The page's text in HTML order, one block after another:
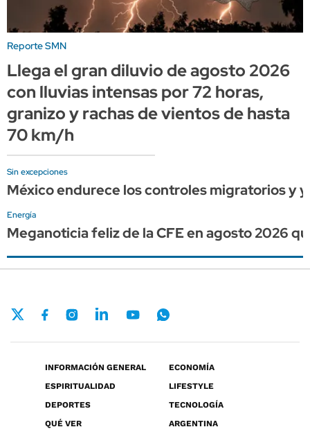
Reporte SMN
Llega el gran diluvio de agosto 2026
con lluvias intensas por 72 horas,
granizo y rachas de vientos de hasta
70 km/h
Sin excepciones
México endurece los controles migratorios y
Energía
Meganoticia feliz de la CFE en agosto 2026
INFORMACIÓN GENERAL
ECONOMÍA
ESPIRITUALIDAD
LIFESTYLE
DEPORTES
TECNOLOGÍA
QUÉ VER
ARGENTINA